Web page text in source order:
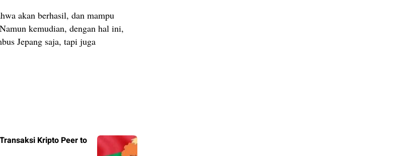
akan berhasil, dan mampu
kemudian, dengan hal ini,
Jepang saja, tapi juga
Kripto Peer to